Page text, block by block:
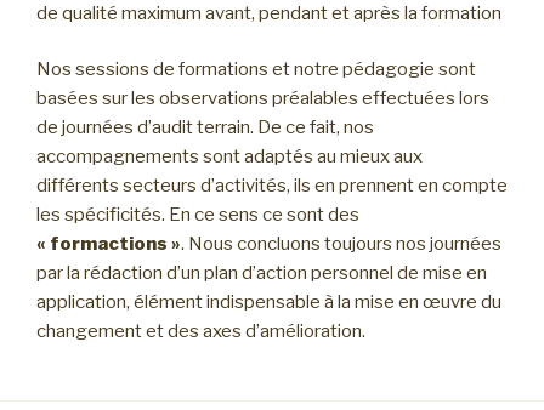
de qualité maximum avant, pendant et après la formation
Nos sessions de formations et notre pédagogie sont
basées sur les observations préalables effectuées lors
de journées d’audit terrain. De ce fait, nos
accompagnements sont adaptés au mieux aux
différents secteurs d’activités, ils en prennent en compte
les spécificités. En ce sens ce sont des
« formactions ». Nous concluons toujours nos journées
par la rédaction d’un plan d’action personnel de mise en
application, élément indispensable à la mise en œuvre du
changement et des axes d’amélioration.